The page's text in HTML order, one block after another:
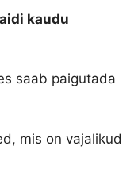
kaudu
saab paigutada
mis on vajalikud